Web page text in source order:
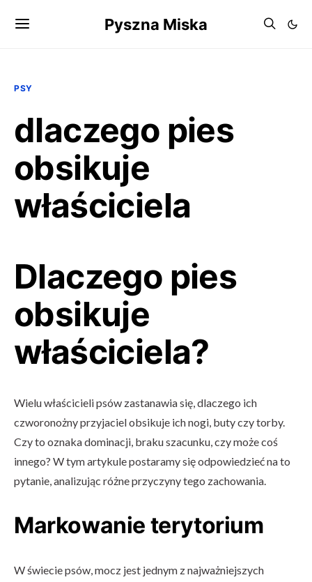
Pyszna Miska
PSY
dlaczego pies
obsikuje
właściciela
Dlaczego pies
obsikuje
właściciela?
Wielu właścicieli psów zastanawia się, dlaczego ich
czworonożny przyjaciel obsikuje ich nogi, buty czy torby.
Czy to oznaka dominacji, braku szacunku, czy może coś
innego? W tym artykule postaramy się odpowiedzieć na to
pytanie, analizując różne przyczyny tego zachowania.
Markowanie terytorium
W świecie psów, mocz jest jednym z najważniejszych